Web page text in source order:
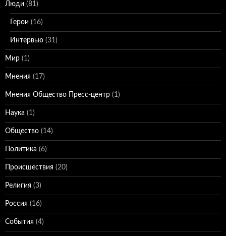
Люди (81)
Герои (16)
Интервью (31)
Мир (1)
Мнения (17)
Мнения Общество Пресс-центр (1)
Наука (1)
Общество (14)
Политика (6)
Происшествия (20)
Религия (3)
Россия (16)
События (4)